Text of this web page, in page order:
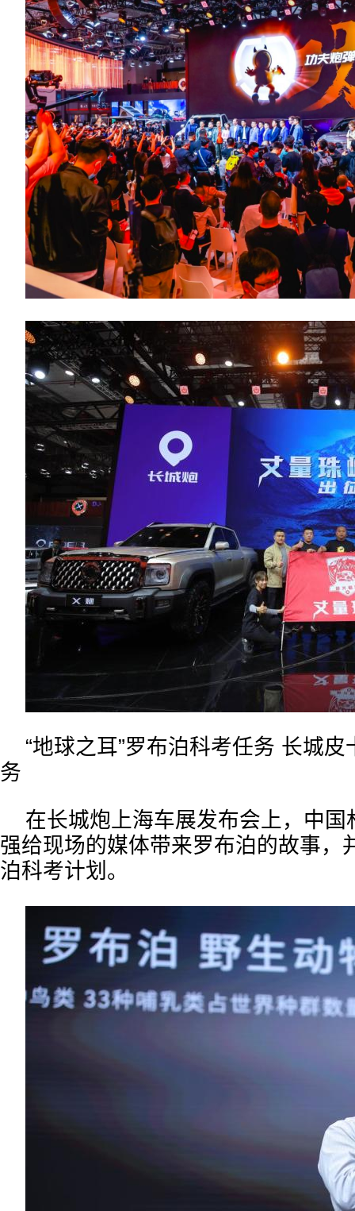
“地球之耳”罗布泊科考任务 长城
务
在长城炮上海车展发布会上，中国
强给现场的媒体带来罗布泊的故事，
泊科考计划。